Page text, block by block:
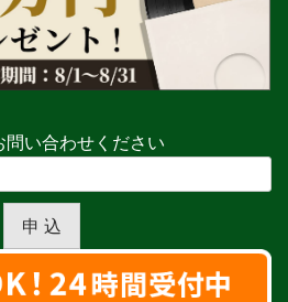
問い合わせください
申 込